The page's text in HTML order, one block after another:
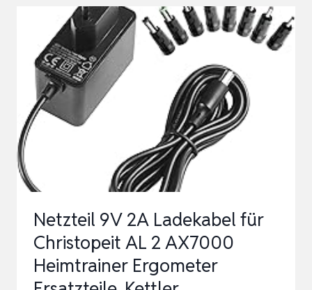
NETZTEIL
ERSATZTEILE
KOMPATIBEL
MIT
PHILIPS
FC6729
FC6826/01
Netzteil 9V 2A Ladekabel für
Christopeit AL 2 AX7000
Heimtrainer Ergometer